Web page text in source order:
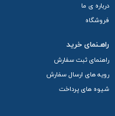
درباره ی ما
فروشگاه
راهـنمای خرید
راهنمای ثبت سفارش
رویه های ارسال سفارش
شیوه های پرداخت